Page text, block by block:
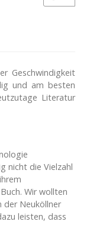
Geschwindigkeit
und am besten
Literatur
nicht die Vielzahl
Wir wollten
der Neuköllner
leisten, dass